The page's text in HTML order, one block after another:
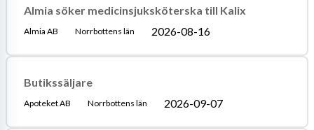
Almia söker medicinsjuksköterska till Kalix
Almia AB Norrbottens län 2026-08-16
Butikssäljare
Apoteket AB Norrbottens län 2026-09-07